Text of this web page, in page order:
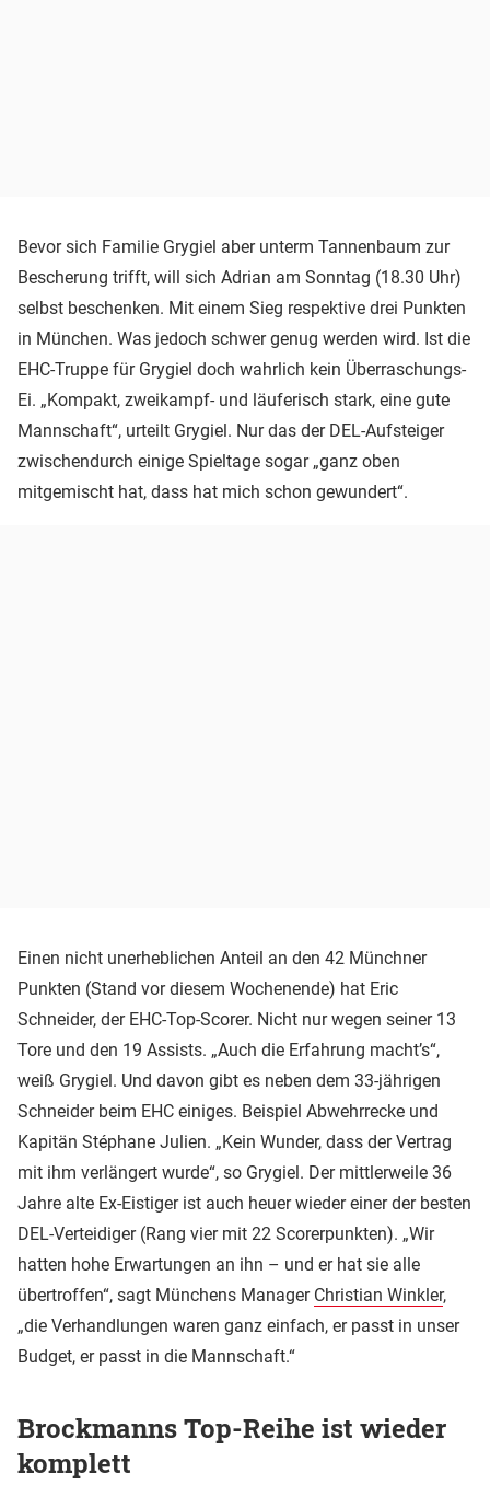
Bevor sich Familie Grygiel aber unterm Tannenbaum zur
Bescherung trifft, will sich Adrian am Sonntag (18.30 Uhr)
selbst beschenken. Mit einem Sieg respektive drei Punkten
in München. Was jedoch schwer genug werden wird. Ist die
EHC-Truppe für Grygiel doch wahrlich kein Überraschungs-
Ei. „Kompakt, zweikampf- und läuferisch stark, eine gute
Mannschaft“, urteilt Grygiel. Nur das der DEL-Aufsteiger
zwischendurch einige Spieltage sogar „ganz oben
mitgemischt hat, dass hat mich schon gewundert“.
Einen nicht unerheblichen Anteil an den 42 Münchner
Punkten (Stand vor diesem Wochenende) hat Eric
Schneider, der EHC-Top-Scorer. Nicht nur wegen seiner 13
Tore und den 19 Assists. „Auch die Erfahrung macht’s“,
weiß Grygiel. Und davon gibt es neben dem 33-jährigen
Schneider beim EHC einiges. Beispiel Abwehrrecke und
Kapitän Stéphane Julien. „Kein Wunder, dass der Vertrag
mit ihm verlängert wurde“, so Grygiel. Der mittlerweile 36
Jahre alte Ex-Eistiger ist auch heuer wieder einer der besten
DEL-Verteidiger (Rang vier mit 22 Scorerpunkten). „Wir
hatten hohe Erwartungen an ihn – und er hat sie alle
übertroffen“, sagt Münchens Manager Christian Winkler,
„die Verhandlungen waren ganz einfach, er passt in unser
Budget, er passt in die Mannschaft.“
Brockmanns Top-Reihe ist wieder
komplett